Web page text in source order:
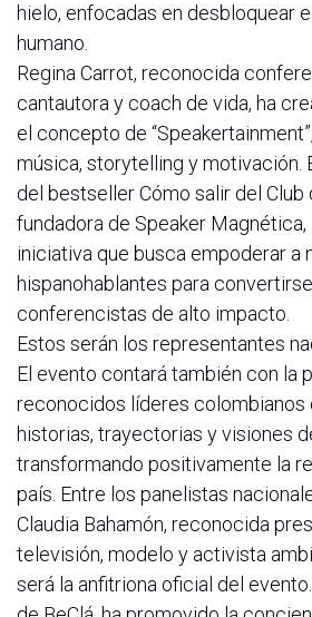
hielo, enfocadas en desbloquear
humano.
Regina Carrot, reconocida
cantautora y coach de vida, ha
el concepto de
música, storytelling y motivación.
del bestseller Cómo salir del
fundadora de Speaker Magnética,
iniciativa que busca empoderar a
hispanohablantes para
conferencistas de alto impacto.
Estos serán los representantes
El evento contará también con la
reconocidos líderes colombianos
historias, trayectorias y visiones
transformando positivamente la
país. Entre los panelistas
Claudia Bahamón, reconocida
televisión, modelo y activista
será la anfitriona oficial del